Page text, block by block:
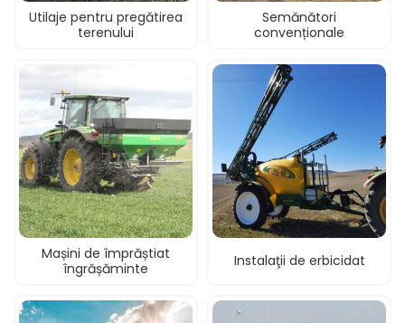
Utilaje pentru pregătirea
terenului
Semănători
convenționale
Mașini de împrăștiat
îngrășăminte
Instalaţii de erbicidat